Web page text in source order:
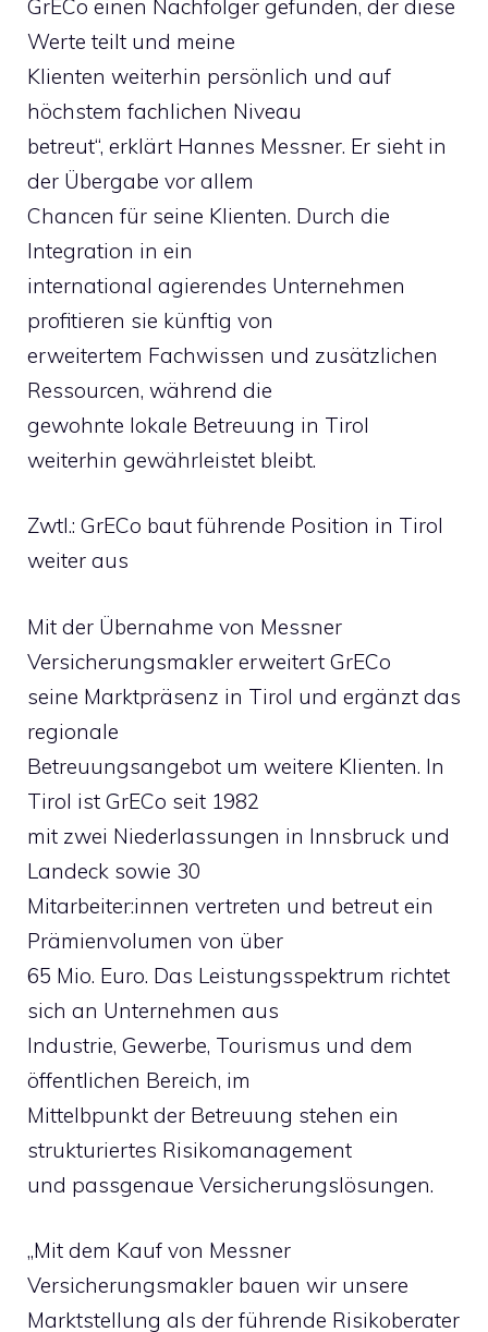
GrECo einen Nachfolger gefunden, der diese
Werte teilt und meine
Klienten weiterhin persönlich und auf
höchstem fachlichen Niveau
betreut“, erklärt Hannes Messner. Er sieht in
der Übergabe vor allem
Chancen für seine Klienten. Durch die
Integration in ein
international agierendes Unternehmen
profitieren sie künftig von
erweitertem Fachwissen und zusätzlichen
Ressourcen, während die
gewohnte lokale Betreuung in Tirol
weiterhin gewährleistet bleibt.
Zwtl.: GrECo baut führende Position in Tirol
weiter aus
Mit der Übernahme von Messner
Versicherungsmakler erweitert GrECo
seine Marktpräsenz in Tirol und ergänzt das
regionale
Betreuungsangebot um weitere Klienten. In
Tirol ist GrECo seit 1982
mit zwei Niederlassungen in Innsbruck und
Landeck sowie 30
Mitarbeiter:innen vertreten und betreut ein
Prämienvolumen von über
65 Mio. Euro. Das Leistungsspektrum richtet
sich an Unternehmen aus
Industrie, Gewerbe, Tourismus und dem
öffentlichen Bereich, im
Mittelbpunkt der Betreuung stehen ein
strukturiertes Risikomanagement
und passgenaue Versicherungslösungen.
„Mit dem Kauf von Messner
Versicherungsmakler bauen wir unsere
Marktstellung als der führende Risikoberater